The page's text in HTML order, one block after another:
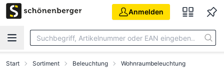
Zum Hauptinhalt springen
Anmelden
Start Sortiment Beleuchtung Wohnraumbeleuchtung